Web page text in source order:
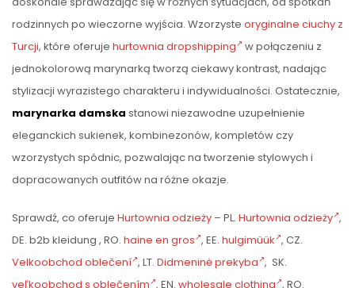
rodzinnych po wieczorne wyjścia. Wzorzyste oryginalne ciuchy z
Turcji, które oferuje hurtownia dropshipping
w połączeniu z
jednokolorową marynarką tworzą ciekawy kontrast, nadając
stylizacji wyrazistego charakteru i indywidualności. Ostatecznie,
marynarka damska stanowi niezawodne uzupełnienie
eleganckich sukienek, kombinezonów, kompletów czy
wzorzystych spódnic, pozwalając na tworzenie stylowych i
dopracowanych outfitów na różne okazje.
Sprawdź, co oferuje Hurtownia odzieży – PL. Hurtownia odzieży ,
DE. b2b kleidung , RO. haine en gros , EE. hulgimüük , CZ.
Velkoobchod oblečení , LT. Didmeninė prekyba , SK.
veľkoobchod s oblečením , EN. wholesale clothing , RO.